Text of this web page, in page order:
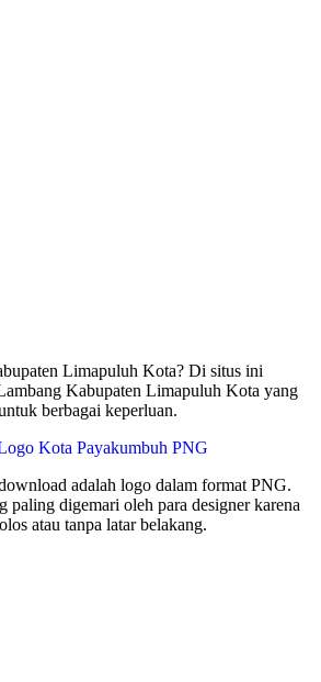
Limapuluh Kota? Di situs ini
Kabupaten Limapuluh Kota yang
berbagai keperluan.
Kota Payakumbuh PNG
adalah logo dalam format PNG.
paling digemari oleh para designer karena
atau tanpa latar belakang.